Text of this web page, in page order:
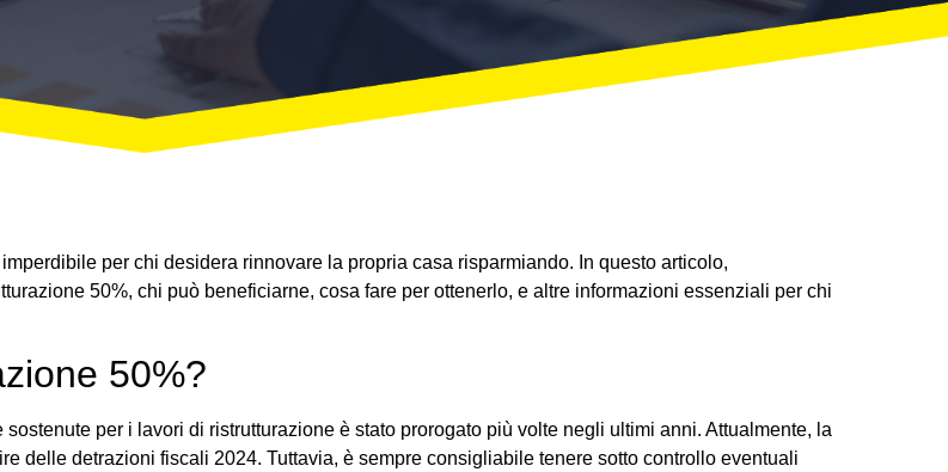
per chi desidera rinnovare la propria casa risparmiando. In questo articolo,
50%, chi può beneficiarne, cosa fare per ottenerlo, e altre informazioni essenziali per chi
50%?
per i lavori di ristrutturazione è stato prorogato più volte negli ultimi anni. Attualmente, la
delle detrazioni fiscali 2024. Tuttavia, è sempre consigliabile tenere sotto controllo eventuali